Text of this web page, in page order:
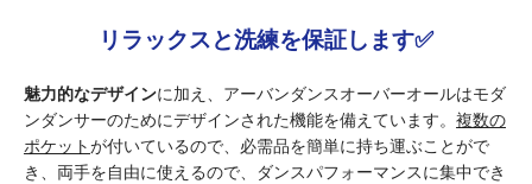
リラックスと洗練を保証します✅
魅力的なデザインに加え、アーバンダンスオーバーオールはモダ
ンダンサーのためにデザインされた機能を備えています。 複数の
ポケットが付いているので、必需品を簡単に持ち運ぶことがで
き、両手を自由に使えるので、ダンスパフォーマンスに集中でき